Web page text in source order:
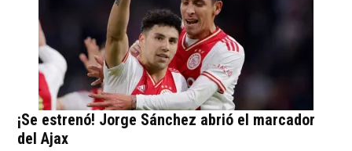
¡Se estrenó! Jorge Sánchez abrió el marcador
del Ajax